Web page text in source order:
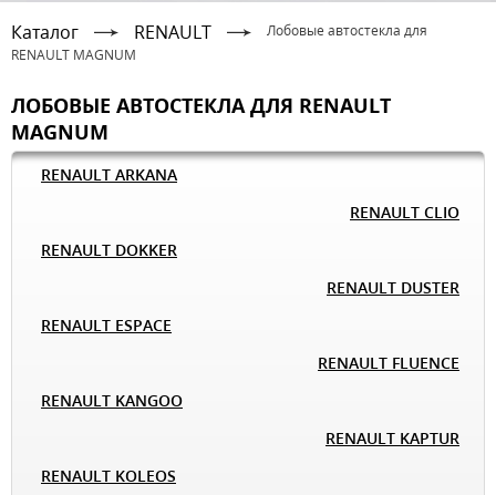
Каталог RENAULT
Лобовые автостекла для
RENAULT MAGNUM
ЛОБОВЫЕ АВТОСТЕКЛА ДЛЯ RENAULT
MAGNUM
RENAULT ARKANA
RENAULT CLIO
RENAULT DOKKER
RENAULT DUSTER
RENAULT ESPACE
RENAULT FLUENCE
RENAULT KANGOO
RENAULT KAPTUR
RENAULT KOLEOS